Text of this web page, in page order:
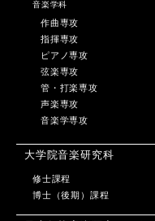
音楽学科
作曲専攻
指揮専攻
ピアノ専攻
弦楽専攻
管・打楽専攻
声楽専攻
音楽学専攻
大学院音楽研究科
修士課程
博士（後期）課程